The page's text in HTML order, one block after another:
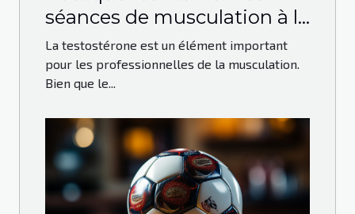
séances de musculation à la
prise de Testo-max ?
La testostérone est un élément important
pour les professionnelles de la musculation.
Bien que le...